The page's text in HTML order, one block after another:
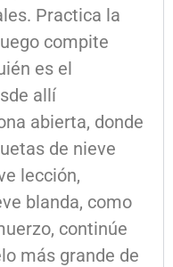
Practica la
compite
es el
allí
abierta, donde
de nieve
lección,
blanda, como
continúe
más grande de